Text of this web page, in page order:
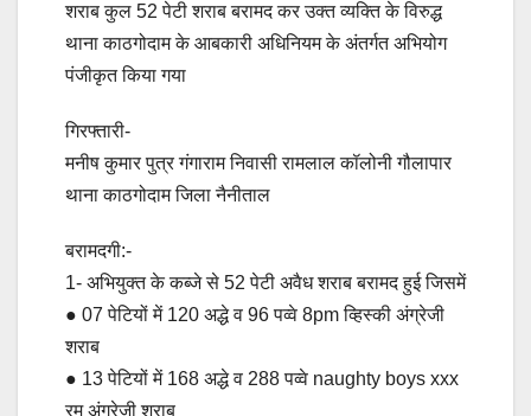
शराब कुल 52 पेटी शराब बरामद कर उक्त व्यक्ति के विरुद्ध
थाना काठगोदाम के आबकारी अधिनियम के अंतर्गत अभियोग
पंजीकृत किया गया
गिरफ्तारी-
मनीष कुमार पुत्र गंगाराम निवासी रामलाल कॉलोनी गौलापार
थाना काठगोदाम जिला नैनीताल
बरामदगी:-
1- अभियुक्त के कब्जे से 52 पेटी अवैध शराब बरामद हुई जिसमें
● 07 पेटियों में 120 अद्धे व 96 पव्वे 8pm व्हिस्की अंग्रेजी
शराब
● 13 पेटियों में 168 अद्धे व 288 पव्वे naughty boys xxx
रम अंग्रेजी शराब